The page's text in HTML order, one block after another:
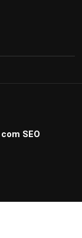
SEO